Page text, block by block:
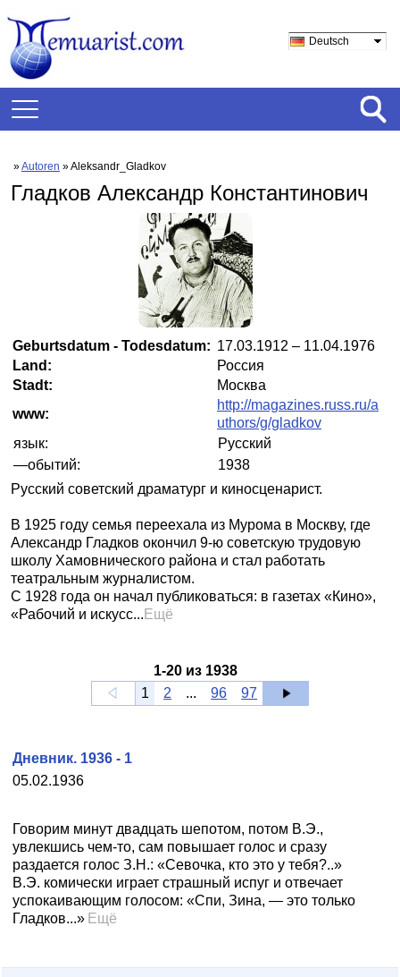
Deutsch
»Autoren » Aleksandr_Gladkov
Гладков Александр Константинович
Geburtsdatum - Todesdatum: 17.03.1912 – 11.04.1976
Land:
Россия
Stadt:
Москва
www:
http://magazines.russ.ru/a
uthors/g/gladkov
язык:
Русский
—обытий:
1938
Русский советский драматург и киносценарист.
В 1925 году семья переехала из Мурома в Москву, где
Александр Гладков окончил 9-ю советскую трудовую
школу Хамовнического района и стал работать
театральным журналистом.
С 1928 года он начал публиковаться: в газетах «Кино»,
«Рабочий и искусс... Ещё
1-20из 1938
1
2 ... 96 97
05.02.1936
Дневник. 1936 - 1
Говорим минут двадцать шепотом, потом В.Э.,
увлекшись чем-то, сам повышает голос и сразу
раздается голос З.Н.: «Севочка, кто это у тебя?..»
В.Э. комически играет страшный испуг и отвечает
успокаивающим голосом: «Спи, Зина, — это только
Гладков...» Ещё